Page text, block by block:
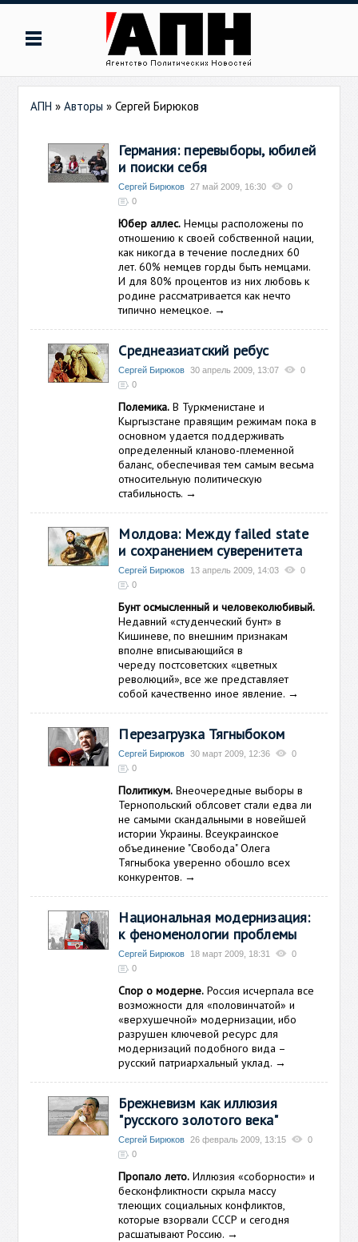
АПН »Авторы »Сергей Бирюков
Германия: перевыборы, юбилей
и поиски себя
Сергей Бирюков 27 май 2009, 16:30
0
0
Юбер аллес. Немцы расположены по
отношению к своей собственной нации,
как никогда в течение последних 60
лет. 60% немцев горды быть немцами.
И для 80% процентов из них любовь к
родине рассматривается как нечто
типично немецкое. →
Среднеазиатский ребус
Сергей Бирюков 30 апрель 2009, 13:07
0
0
Полемика. В Туркменистане и
Кыргызстане правящим режимам пока в
основном удается поддерживать
определенный кланово-племенной
баланс, обеспечивая тем самым весьма
относительную политическую
стабильность. →
Молдова: Между failed state
и сохранением суверенитета
Сергей Бирюков 13 апрель 2009, 14:03
0
0
Бунт осмысленный и человеколюбивый.
Недавний «студенческий бунт» в
Кишиневе, по внешним признакам
вполне вписывающийся в
череду постсоветских «цветных
революций», все же представляет
собой качественно иное явление. →
Перезагрузка Тягныбоком
Сергей Бирюков 30 март 2009, 12:36
0
0
Политикум. Внеочередные выборы в
Тернопольский облсовет стали едва ли
не самыми скандальными в новейшей
истории Украины. Всеукраинское
объединение "Свобода" Олега
Тягныбока уверенно обошло всех
конкурентов. →
Национальная модернизация:
к феноменологии проблемы
Сергей Бирюков 18 март 2009, 18:31
0
0
Спор о модерне. Россия исчерпала все
возможности для «половинчатой» и
«верхушечной» модернизации, ибо
разрушен ключевой ресурс для
модернизаций подобного вида –
русский патриархальный уклад. →
Брежневизм как иллюзия
"русского золотого века"
Сергей Бирюков 26 февраль 2009, 13:15
0
0
Пропало лето. Иллюзия «соборности» и
бесконфликтности скрыла массу
тлеющих социальных конфликтов,
которые взорвали СССР и сегодня
расшатывают Россию. →